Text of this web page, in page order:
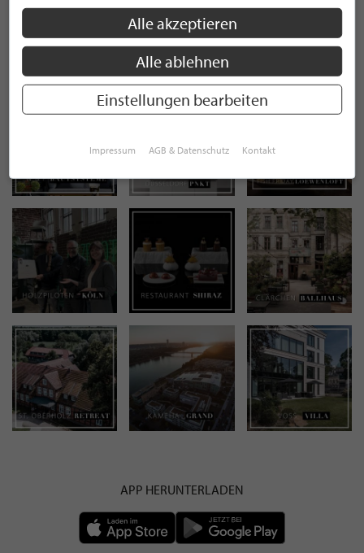
STILPUNKTE AUF
INSTAGRAM
APP HERUNTERLADEN
Alle akzeptieren
Alle ablehnen
Einstellungen bearbeiten
Impressum AGB & Datenschutz Kontakt